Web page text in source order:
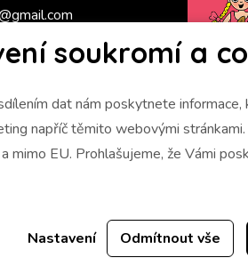
soukromí a
dat nám poskytnete
těmito webovými stránkami. Dále souhlasíte s předáním údajů
mimo EU. Prohlašujeme, že Vámi
Nastavení Odmítnout vše
2025/2026